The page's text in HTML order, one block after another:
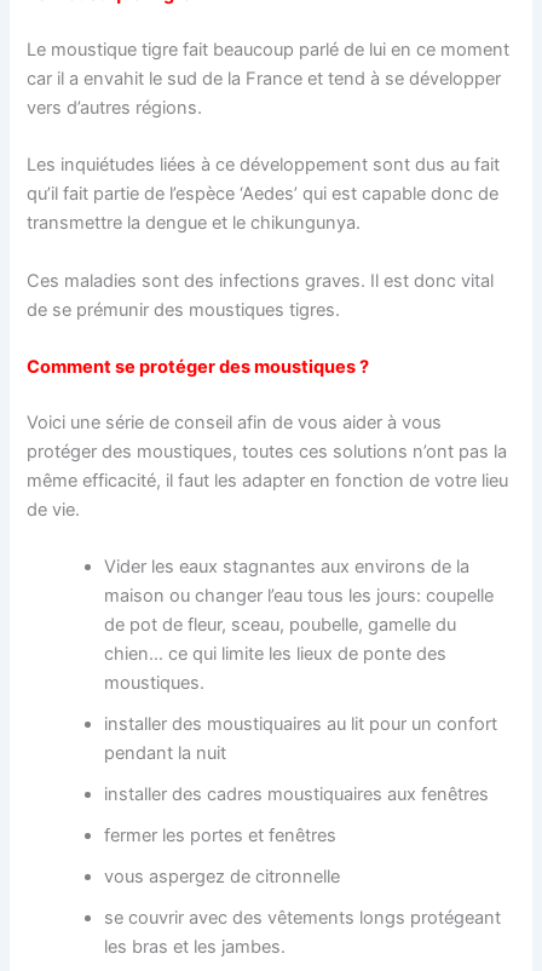
Le moustique tigre fait beaucoup parlé de lui en ce moment
car il a envahit le sud de la France et tend à se développer
vers d’autres régions.
Les inquiétudes liées à ce développement sont dus au fait
qu’il fait partie de l’espèce ‘Aedes’ qui est capable donc de
transmettre la dengue et le chikungunya.
Ces maladies sont des infections graves. Il est donc vital
de se prémunir des moustiques tigres.
Comment se protéger des moustiques ?
Voici une série de conseil afin de vous aider à vous
protéger des moustiques, toutes ces solutions n’ont pas la
même efficacité, il faut les adapter en fonction de votre lieu
de vie.
Vider les eaux stagnantes aux environs de la
maison ou changer l’eau tous les jours: coupelle
de pot de fleur, sceau, poubelle, gamelle du
chien… ce qui limite les lieux de ponte des
moustiques.
installer des moustiquaires au lit pour un confort
pendant la nuit
installer des cadres moustiquaires aux fenêtres
fermer les portes et fenêtres
vous aspergez de citronnelle
se couvrir avec des vêtements longs protégeant
les bras et les jambes.